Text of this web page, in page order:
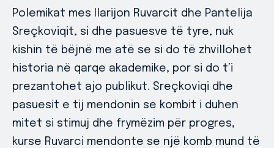
Polemikat mes Ilarijon Ruvarcit dhe Pantelija
Sreçkoviqit, si dhe pasuesve të tyre, nuk
kishin të bëjnë me atë se si do të zhvillohet
historia në qarqe akademike, por si do t’i
prezantohet ajo publikut. Sreçkoviqi dhe
pasuesit e tij mendonin se kombit i duhen
mitet si stimuj dhe frymëzim për progres,
kurse Ruvarci mendonte se një komb mund të